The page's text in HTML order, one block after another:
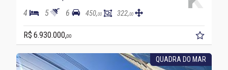
4 5 6 450,00 322,00
R$ 6.930.000,00
QUADRA DO MAR